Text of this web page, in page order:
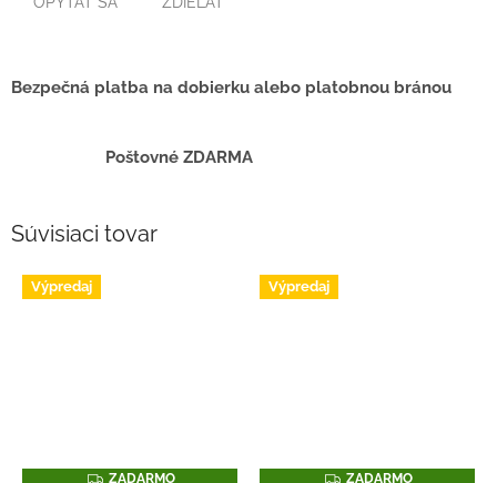
Bezpečná platba na dobierku alebo platobnou bránou
Poštovné ZDARMA
Súvisiaci tovar
Výpredaj
ZZADARMO
Výpredaj
ZZADARMO